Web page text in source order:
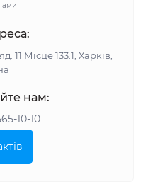
Місце 133.1, Харків,
нам:
10-10